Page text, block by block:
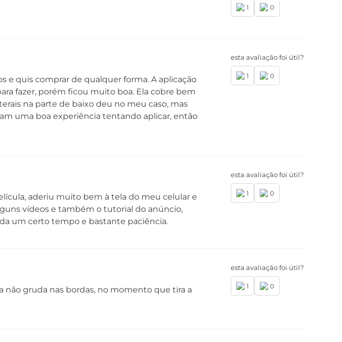
1 0
e quis comprar de qualquer forma. A aplicação
fazer, porém ficou muito boa. Ela cobre bem
na parte de baixo deu no meu caso, mas
uma boa experiência tentando aplicar, então
esta avaliação foi útil?
1 0
aderiu muito bem à tela do meu celular e
vídeos e também o tutorial do anúncio,
um certo tempo e bastante paciência.
esta avaliação foi útil?
1 0
não gruda nas bordas, no momento que tira a
esta avaliação foi útil?
1 0